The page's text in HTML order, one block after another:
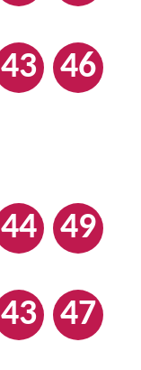
43 46
44 49
43 47